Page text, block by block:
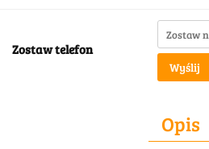
Zostaw telefon
Wyślij
Opis